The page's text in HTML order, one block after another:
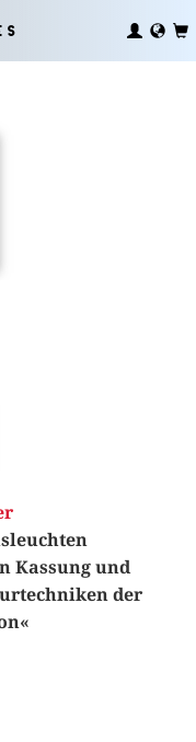
Kassung und
der